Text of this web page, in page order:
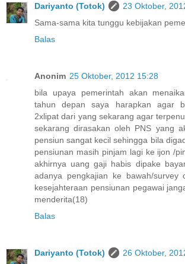
Dariyanto (Totok)
23 Oktober,
Sama-sama kita tunggu kebijakan
Balas
Anonim 25 Oktober, 2012 15:28
bila upaya pemerintah akan
tahun depan saya harapkan agar
2xlipat dari yang sekarang agar
sekarang dirasakan oleh PNS yang
pensiun sangat kecil sehingga bila
pensiunan masih pinjam lagi ke ijon /
akhirnya uang gaji habis dipake
adanya pengkajian ke bawah/
kesejahteraan pensiunan pegawai
menderita(18)
Balas
Dariyanto (Totok)
26 Oktober,